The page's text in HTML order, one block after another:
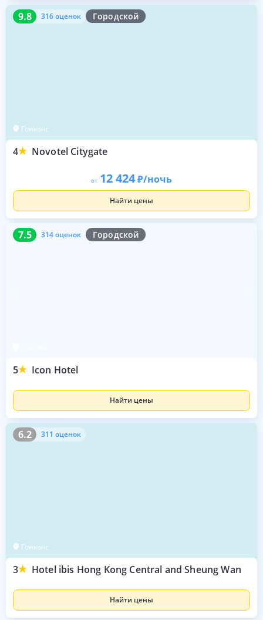
9.8 316 оценок Городской
Гонконг
4 Novotel Citygate
9.8 316 оценок
от 12 424 /ночь
Найти цены
7.5 314 оценок Городской
5 Icon Hotel
7.5 314 оценок
Найти цены
6.2 311 оценок
Гонконг
3 Hotel ibis Hong Kong Central and Sheung Wan
6.2 311 оценок
Найти цены